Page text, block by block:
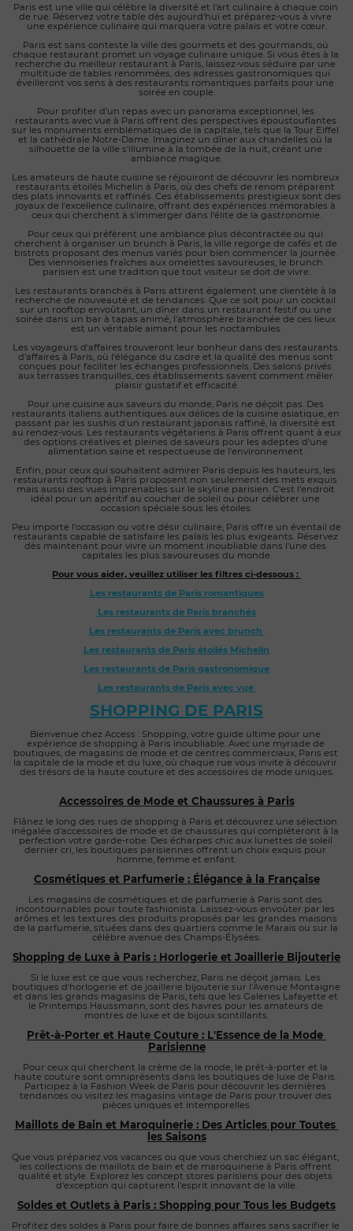
Paris est une ville qui célèbre la diversité et l'art culinaire à chaque coin
de rue. Réservez votre table dès aujourd'hui et préparez-vous à vivre
une expérience culinaire qui marquera votre palais et votre cœur.
Paris est sans conteste la ville des gourmets et des gourmands, où
chaque restaurant promet un voyage culinaire unique. Si vous êtes à la
recherche du meilleur restaurant à Paris, laissez-vous séduire par une
multitude de tables renommées, des adresses gastronomiques qui
éveilleront vos sens à des restaurants romantiques parfaits pour une
soirée en couple.
Pour profiter d'un repas avec un panorama exceptionnel, les
restaurants avec vue à Paris offrent des perspectives époustouflantes
sur les monuments emblématiques de la capitale, tels que la Tour Eiffel
et la cathédrale Notre-Dame. Imaginez un dîner aux chandelles où la
silhouette de la ville s'illumine à la tombée de la nuit, créant une
ambiance magique.
Les amateurs de haute cuisine se réjouiront de découvrir les nombreux
restaurants étoilés Michelin à Paris, où des chefs de renom préparent
des plats innovants et raffinés. Ces établissements prestigieux sont des
joyaux de l'excellence culinaire, offrant des expériences mémorables à
ceux qui cherchent à s'immerger dans l'élite de la gastronomie.
Pour ceux qui préfèrent une ambiance plus décontractée ou qui
cherchent à organiser un brunch à Paris, la ville regorge de cafés et de
bistrots proposant des menus variés pour bien commencer la journée.
Des viennoiseries fraîches aux omelettes savoureuses, le brunch
parisien est une tradition que tout visiteur se doit de vivre.
Les restaurants branchés à Paris attirent également une clientèle à la
recherche de nouveauté et de tendances. Que ce soit pour un cocktail
sur un rooftop envoûtant, un dîner dans un restaurant festif ou une
soirée dans un bar à tapas animé, l'atmosphère branchée de ces lieux
est un véritable aimant pour les noctambules.
Les voyageurs d'affaires trouveront leur bonheur dans des restaurants
d'affaires à Paris, où l'élégance du cadre et la qualité des menus sont
conçues pour faciliter les échanges professionnels. Des salons privés
aux terrasses tranquilles, ces établissements savent comment mêler
plaisir gustatif et efficacité.
Pour une cuisine aux saveurs du monde, Paris ne déçoit pas. Des
restaurants italiens authentiques aux délices de la cuisine asiatique, en
passant par les sushis d'un restaurant japonais raffiné, la diversité est
au rendez-vous. Les restaurants végétariens à Paris offrent quant à eux
des options créatives et pleines de saveurs pour les adeptes d'une
alimentation saine et respectueuse de l'environnement.
Enfin, pour ceux qui souhaitent admirer Paris depuis les hauteurs, les
restaurants rooftop à Paris proposent non seulement des mets exquis
mais aussi des vues imprenables sur le skyline parisien. C'est l'endroit
idéal pour un apéritif au coucher de soleil ou pour célébrer une
occasion spéciale sous les étoiles.
Peu importe l'occasion ou votre désir culinaire, Paris offre un éventail de
restaurants capable de satisfaire les palais les plus exigeants. Réservez
dès maintenant pour vivre un moment inoubliable dans l'une des
capitales les plus savoureuses du monde.
Pour vous aider, veuillez utiliser les filtres ci-dessous :
Les restaurants de Paris romantiques
Les restaurants de Paris branchés
Les restaurants de Paris avec brunch
Les restaurants de Paris étoilés Michelin
Les restaurants de Paris gastronomique
Les restaurants de Paris avec vue
SHOPPING DE PARIS
Bienvenue chez Access : Shopping, votre guide ultime pour une
expérience de shopping à Paris inoubliable. Avec une myriade de
boutiques, de magasins de mode et de centres commerciaux, Paris est
la capitale de la mode et du luxe, où chaque rue vous invite à découvrir
des trésors de la haute couture et des accessoires de mode uniques.
Accessoires de Mode et Chaussures à Paris
Flânez le long des rues de shopping à Paris et découvrez une sélection
inégalée d'accessoires de mode et de chaussures qui compléteront à la
perfection votre garde-robe. Des écharpes chic aux lunettes de soleil
dernier cri, les boutiques parisiennes offrent un choix exquis pour
homme, femme et enfant.
Cosmétiques et Parfumerie : Élégance à la Française
Les magasins de cosmétiques et de parfumerie à Paris sont des
incontournables pour toute fashionista. Laissez-vous envoûter par les
arômes et les textures des produits proposés par les grandes maisons
de la parfumerie, situées dans des quartiers comme le Marais ou sur la
célèbre avenue des Champs-Élysées.
Shopping de Luxe à Paris : Horlogerie et Joaillerie Bijouterie
Si le luxe est ce que vous recherchez, Paris ne déçoit jamais. Les
boutiques d'horlogerie et de joaillerie bijouterie sur l'Avenue Montaigne
et dans les grands magasins de Paris, tels que les Galeries Lafayette et
le Printemps Haussmann, sont des havres pour les amateurs de
montres de luxe et de bijoux scintillants.
Prêt-à-Porter et Haute Couture : L'Essence de la Mode
Parisienne
Pour ceux qui cherchent la crème de la mode, le prêt-à-porter et la
haute couture sont omniprésents dans les boutiques de luxe de Paris.
Participez à la Fashion Week de Paris pour découvrir les dernières
tendances ou visitez les magasins vintage de Paris pour trouver des
pièces uniques et intemporelles.
Maillots de Bain et Maroquinerie : Des Articles pour Toutes
les Saisons
Que vous prépariez vos vacances ou que vous cherchiez un sac élégant,
les collections de maillots de bain et de maroquinerie à Paris offrent
qualité et style. Explorez les concept stores parisiens pour des objets
d'exception qui capturent l'esprit innovant de la ville.
Soldes et Outlets à Paris : Shopping pour Tous les Budgets
Profitez des soldes à Paris pour faire de bonnes affaires sans sacrifier le